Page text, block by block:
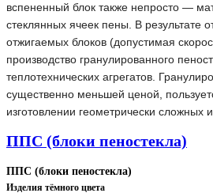
вспененный блок также непросто —
стеклянных ячеек пены. В результате
отжигаемых блоков (допустимая
производство гранулированного
теплотехнических агрегатов.
существенно меньшей ценой,
изготовлении геометрически сложных
ППС (блоки пеностекла)
ППС (блоки пеностекла)
Изделия тёмного цвета